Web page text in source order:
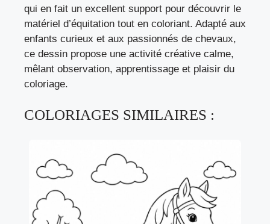
qui en fait un excellent support pour découvrir le
matériel d’équitation tout en coloriant. Adapté aux
enfants curieux et aux passionnés de chevaux,
ce dessin propose une activité créative calme,
mêlant observation, apprentissage et plaisir du
coloriage.
COLORIAGES SIMILAIRES :